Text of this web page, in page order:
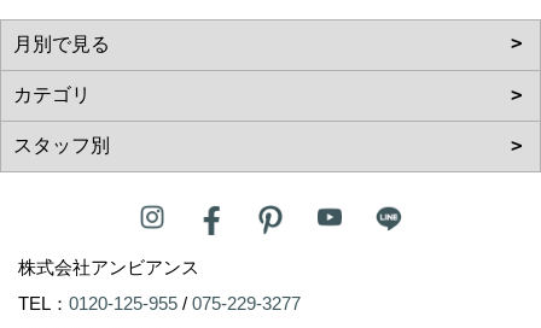
株式会社アンビアンス
TEL： 0120-125-955 / 075-229-3277